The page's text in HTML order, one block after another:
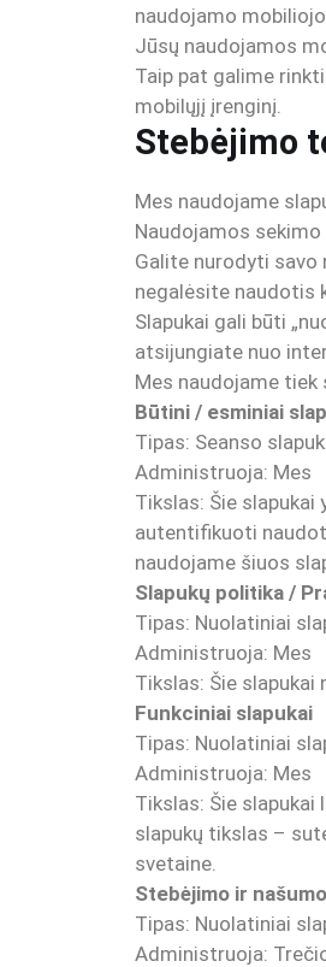
naudojamo
Jūsų naudojamos
Taip pat galime
mobilųjį įrenginį.
Stebėjimo
Mes naudojame
Naudojamos
Galite nurodyti savo
negalėsite naudotis
Slapukai gali būti
atsijungiate nuo
Mes naudojame
Būtini / esminiai
Tipas: Seanso
Administruoja: Mes
Tikslas: Šie
autentifikuoti
naudojame šiuos
Slapukų politika /
Tipas: Nuolatiniai
Administruoja: Mes
Tikslas: Šie
Funkciniai slapukai
Tipas: Nuolatiniai
Administruoja: Mes
Tikslas: Šie
slapukų tikslas –
svetaine.
Stebėjimo ir
Tipas: Nuolatiniai
Administruoja: